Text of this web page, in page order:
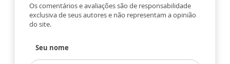
Os comentários e avaliações são de responsabilidade
exclusiva de seus autores e não representam a opinião
do site.
Seu nome